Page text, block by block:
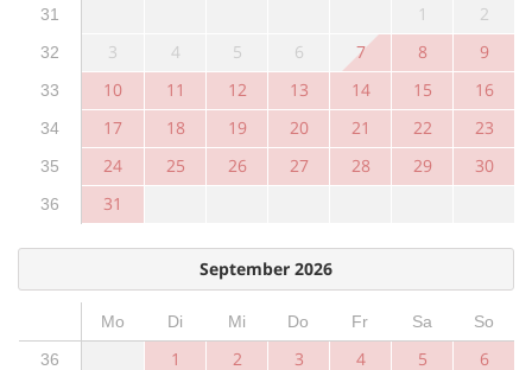
31
1 2
32 3 4 5 6 7 8 9
33 10 11 12 13 14 15 16
34 17 18 19 20 21 22 23
35 24 25 26 27 28 29 30
36 31
September 2026
Mo Di Mi Do Fr Sa
So
36
1 2 3 4 5 6